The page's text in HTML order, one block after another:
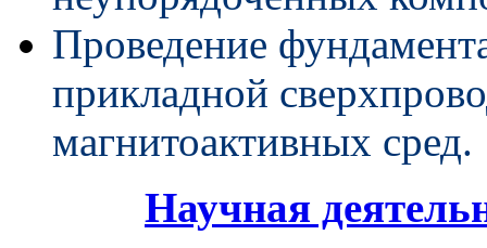
Проведение
прикладной
магнитоактивных сред.
Научная